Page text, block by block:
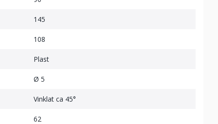
145
108
Plast
Ø 5
Vinklat ca 45°
62